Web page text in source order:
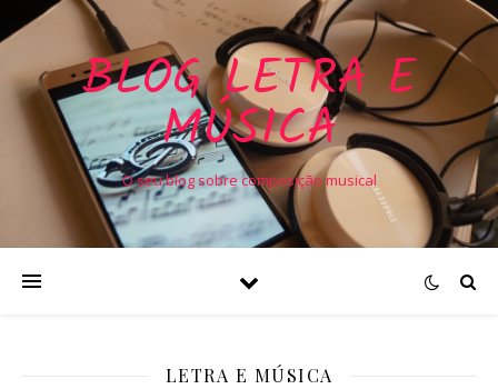
BLOG LETRA E
MÚSICA
O seu blog sobre composição musical
LETRA E MÚSICA